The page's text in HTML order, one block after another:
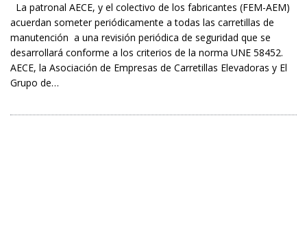
La patronal AECE, y el colectivo de los fabricantes (FEM-AEM)
acuerdan someter periódicamente a todas las carretillas de
manutención a una revisión periódica de seguridad que se
desarrollará conforme a los criterios de la norma UNE 58452.
AECE, la Asociación de Empresas de Carretillas Elevadoras y El
Grupo de…